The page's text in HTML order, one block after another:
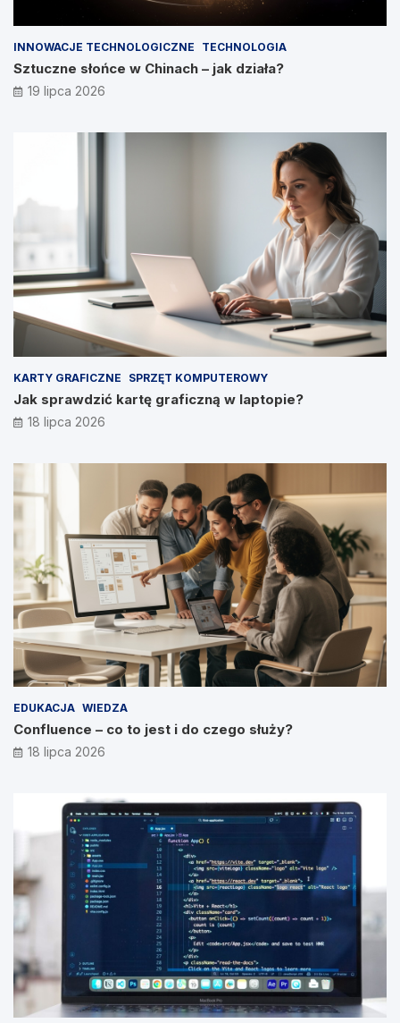
INNOWACJE TECHNOLOGICZNE TECHNOLOGIA
Sztuczne słońce w Chinach – jak działa?
19 lipca 2026
KARTY GRAFICZNE SPRZĘT KOMPUTEROWY
Jak sprawdzić kartę graficzną w laptopie?
18 lipca 2026
EDUKACJA WIEDZA
Confluence – co to jest i do czego służy?
18 lipca 2026